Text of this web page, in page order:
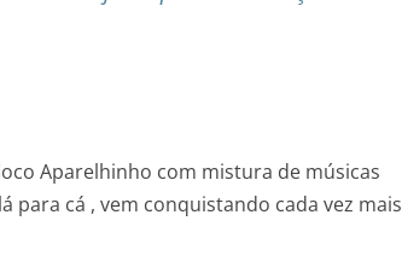
Aparelhinho com mistura de músicas
para cá , vem conquistando cada vez mais